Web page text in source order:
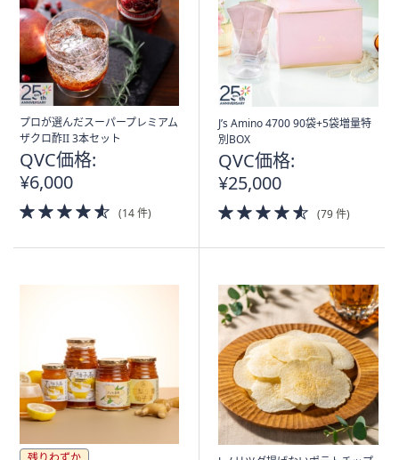
プロが選んだスーパープレミアム
ザクロ酢II 3本セット
QVC価格:
¥6,000
4.5
of
(14 件)
J’s Amino 4700 90袋+5袋増量特
別BOX
QVC価格:
¥25,000
4.5
of
(79 件)